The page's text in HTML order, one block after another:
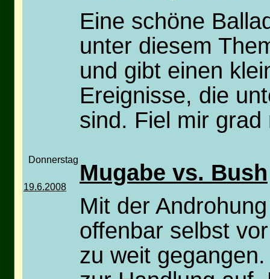
Eine schöne
unter diesem
und gibt einen
Ereignisse, die
sind. Fiel mir grad
Donnerstag
19.6.2008
Mugabe vs. Bush
Mit der
offenbar selbst
zu weit